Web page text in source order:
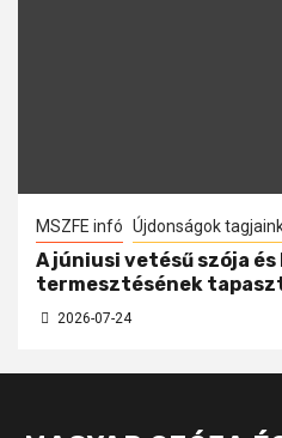
MSZFE infó Újdonságok
A júniusi vetésű szója
termesztésének
2026-07-24